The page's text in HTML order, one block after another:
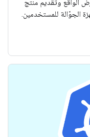
الواقع وتقديم منتج
الجوّالة للمستخدمين.